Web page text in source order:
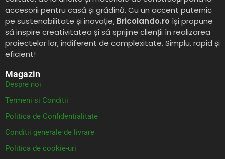
accesorii pentru casă și grădină. Cu un accent puternic
pe sustenabilitate și inovație, Bricolando.ro își propune
să inspire creativitatea și să sprijine clienții în realizarea
proiectelor lor, indiferent de complexitate. Simplu, rapid și
eficient!
Magazin
Despre noi
Termeni si Conditii
Politica de Confidentialitate
Conditii generale de livrare
Politica de cookie-uri